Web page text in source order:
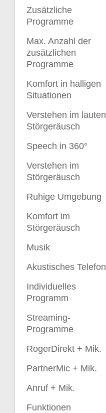
Zusätzliche
Programme
Max. Anzahl der
zusätzlichen
Programme
Komfort in halligen
Situationen
Verstehen im lauten
Störgeräusch
Speech in 360°
Verstehen im
Störgeräusch
Ruhige Umgebung
Komfort im
Störgeräusch
Musik
Akustisches Telefon
Individuelles
Programm
Streaming-
Programme
RogerDirekt + Mik.
PartnerMic + Mik.
Anruf + Mik.
Funktionen